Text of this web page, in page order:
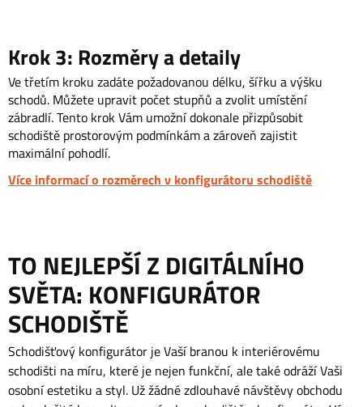
Krok 3: Rozměry a detaily
Ve třetím kroku zadáte požadovanou délku, šířku a výšku
schodů. Můžete upravit počet stupňů a zvolit umístění
zábradlí. Tento krok Vám umožní dokonale přizpůsobit
schodiště prostorovým podmínkám a zároveň zajistit
maximální pohodlí.
Více informací o rozměrech v konfigurátoru schodiště
TO NEJLEPŠÍ Z DIGITÁLNÍHO
SVĚTA: KONFIGURÁTOR
SCHODIŠTĚ
Schodišťový konfigurátor je Vaší branou k interiérovému
schodišti na míru, které je nejen funkční, ale také odráží Vaši
osobní estetiku a styl. Už žádné zdlouhavé návštěvy obchodu